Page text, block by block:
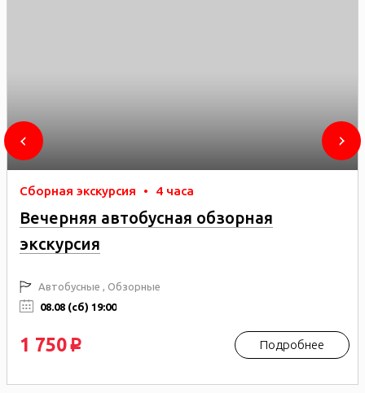
Сборная экскурсия • 4 часа
Вечерняя автобусная обзорная
экскурсия
Автобусные , Обзорные
08.08 (сб) 19:00
1 750 p Подробнее